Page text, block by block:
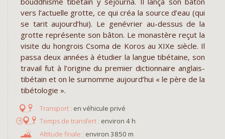
vers l’actuelle grotte, ce qui créa la source d’eau (qui
se tarit aujourd’hui). Le genévrier au-dessus de la
grotte représente son bâton. Le monastère reçut la
visite du hongrois Csoma de Koros au XIXe siècle. Il
passa deux années à étudier la langue tibétaine, son
travail fut à l’origine du premier dictionnaire anglais-
tibétain et on le surnomme aujourd’hui « le père de la
tibétologie ».
en véhicule privé
environ 4 h
environ 3850 m